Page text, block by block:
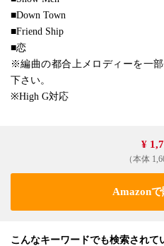
■Down Town
■Friend Ship
■恋
※編曲の都合上メロディーを一
下さい。
※High G対応
¥
（本体
Amazon
こんなキーワードでも検索されて